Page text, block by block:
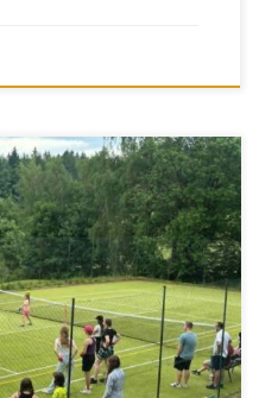
realizovali víkendový
oblasti Jesenicka a to
[…]